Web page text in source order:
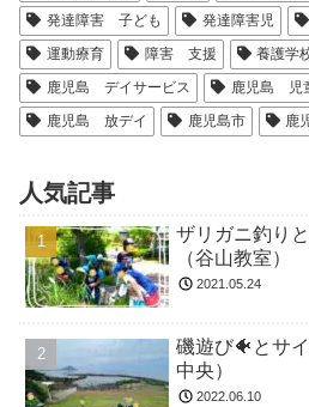
発達障害 子ども
発達障害児
運動療育
障害 支援 養護学
鹿児島 デイサービス
鹿児島 児
鹿児島 放デイ
鹿児島市 鹿
人気記事
ザリガニ釣り
（谷山教室）
2021.05.24
磯遊び🐠とサ
中央）
2022.06.10